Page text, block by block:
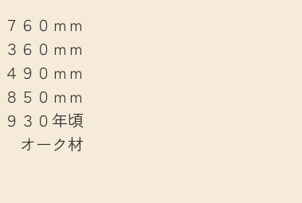
０ｍｍ
０ｍｍ
９０ｍｍ
０ｍｍ
３０年頃
ーク材